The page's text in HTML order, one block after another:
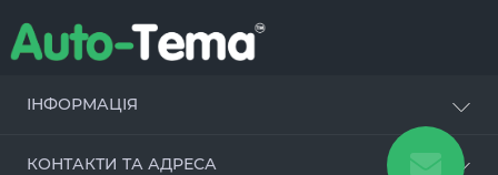
+38 096 250 84 38
+38 099 657 61 50
ІНФОРМАЦІЯ
КОНТАКТИ ТА АДРЕСА